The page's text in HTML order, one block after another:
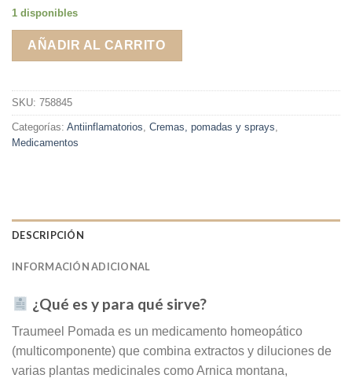
1 disponibles
AÑADIR AL CARRITO
SKU: 758845
Categorías: Antiinflamatorios Cremas, pomadas y sprays
Medicamentos
DESCRIPCIÓN
INFORMACIÓN ADICIONAL
¿Qué es y para qué sirve?
Traumeel Pomada es un medicamento homeopático
(multicomponente) que combina extractos y diluciones de
varias plantas medicinales como Arnica montana,